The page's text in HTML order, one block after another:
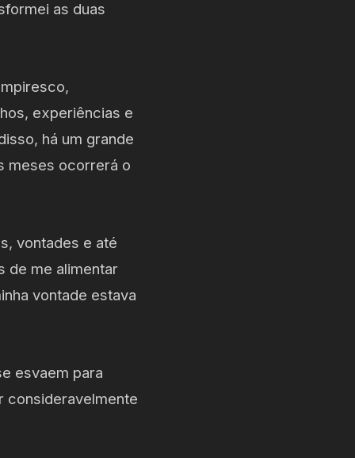
as duas
experiências e
há um grande
meses ocorrerá o
vontades e até
de me alimentar
vontade estava
esvaem para
consideravelmente